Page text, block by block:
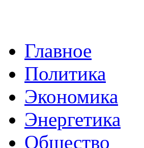
Главное
Политика
Экономика
Энергетика
Общество